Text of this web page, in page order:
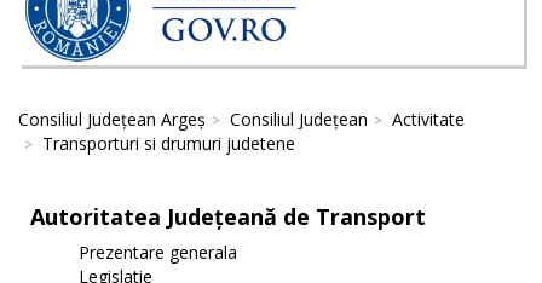
Consiliul Județean Argeș Consiliul Județean
Activitate
Transporturi si drumuri judetene
Autoritatea Județeană de Transport
Prezentare generala
Legislatie